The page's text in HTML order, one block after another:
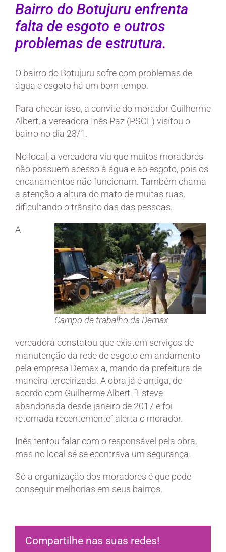
Bairro do Botujuru enfrenta
falta de esgoto e outros
problemas de estrutura.
O bairro do Botujuru sofre com problemas de
água e esgoto há um bom tempo.
Para checar isso, a convite do morador Guilherme
Albert, a vereadora Inês Paz (PSOL) visitou o
bairro no dia 23/1.
No local, a vereadora viu que muitos moradores
não possuem acesso à água e ao esgoto, pois os
encanamentos não funcionam. Também chama
a atenção a altura do mato de muitas ruas,
dificultando o trânsito das das pessoas.
Campo de trabalho da Demax.
A
vereadora constatou que existem serviços de
manutenção da rede de esgoto em andamento
pela empresa Demax a, mando da prefeitura de
maneira terceirizada. A obra já é antiga, de
acordo com Guilherme Albert. “Esteve
abandonada desde janeiro de 2017 e foi
retomada recentemente” alerta o morador.
Inês tentou falar com o responsável pela obra,
mas no local sé se econtrava um segurança.
Só a organização dos moradores é que pode
conseguir melhorias em seus bairros.
Compartilhe nas suas redes!